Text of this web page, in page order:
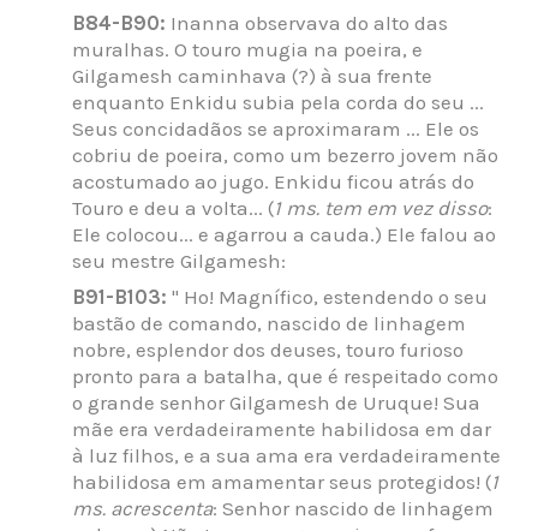
B84-B90: Inanna observava do alto das
muralhas. O touro mugia na poeira, e
Gilgamesh caminhava (?) à sua frente
enquanto Enkidu subia pela corda do seu ...
Seus concidadãos se aproximaram ... Ele os
cobriu de poeira, como um bezerro jovem não
acostumado ao jugo. Enkidu ficou atrás do
Touro e deu a volta... (1 ms. tem em vez disso:
Ele colocou... e agarrou a cauda.) Ele falou ao
seu mestre Gilgamesh:
B91-B103: " Ho! Magnífico, estendendo o seu
bastão de comando, nascido de linhagem
nobre, esplendor dos deuses, touro furioso
pronto para a batalha, que é respeitado como
o grande senhor Gilgamesh de Uruque! Sua
mãe era verdadeiramente habilidosa em dar
à luz filhos, e a sua ama era verdadeiramente
habilidosa em amamentar seus protegidos! (1
ms. acrescenta: Senhor nascido de linhagem